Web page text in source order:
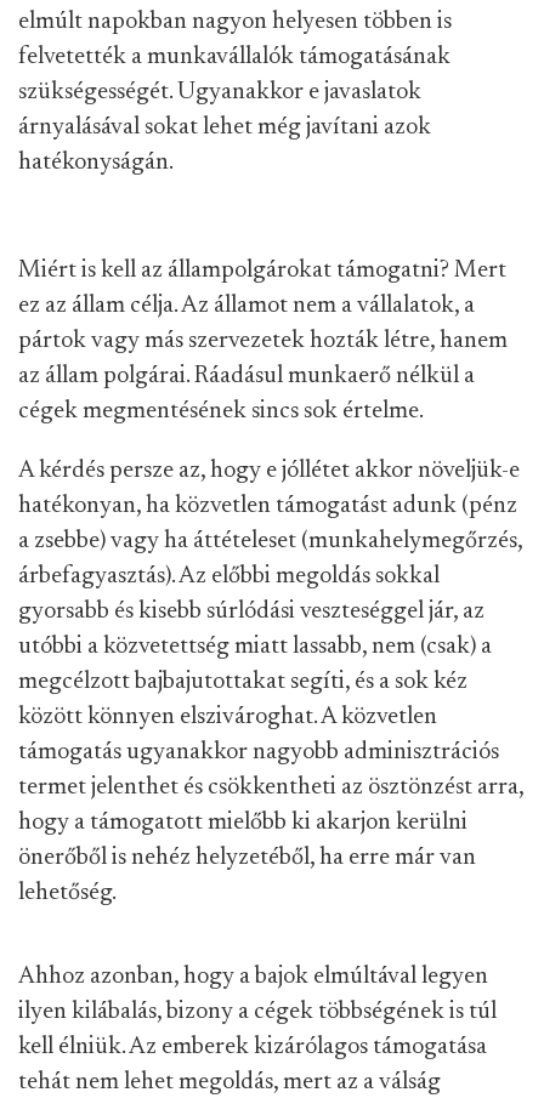
elmúlt napokban nagyon helyesen többen is
felvetették a munkavállalók támogatásának
szükségességét. Ugyanakkor e javaslatok
árnyalásával sokat lehet még javítani azok
hatékonyságán.
Miért is kell az állampolgárokat támogatni? Mert
ez az állam célja. Az államot nem a vállalatok, a
pártok vagy más szervezetek hozták létre, hanem
az állam polgárai. Ráadásul munkaerő nélkül a
cégek megmentésének sincs sok értelme.
A kérdés persze az, hogy e jóllétet akkor növeljük-e
hatékonyan, ha közvetlen támogatást adunk (pénz
a zsebbe) vagy ha áttételeset (munkahelymegőrzés,
árbefagyasztás). Az előbbi megoldás sokkal
gyorsabb és kisebb súrlódási veszteséggel jár, az
utóbbi a közvetettség miatt lassabb, nem (csak) a
megcélzott bajbajutottakat segíti, és a sok kéz
között könnyen elszivároghat. A közvetlen
támogatás ugyanakkor nagyobb adminisztrációs
termet jelenthet és csökkentheti az ösztönzést arra,
hogy a támogatott mielőbb ki akarjon kerülni
önerőből is nehéz helyzetéből, ha erre már van
lehetőség.
Ahhoz azonban, hogy a bajok elmúltával legyen
ilyen kilábalás, bizony a cégek többségének is túl
kell élniük. Az emberek kizárólagos támogatása
tehát nem lehet megoldás, mert az a válság